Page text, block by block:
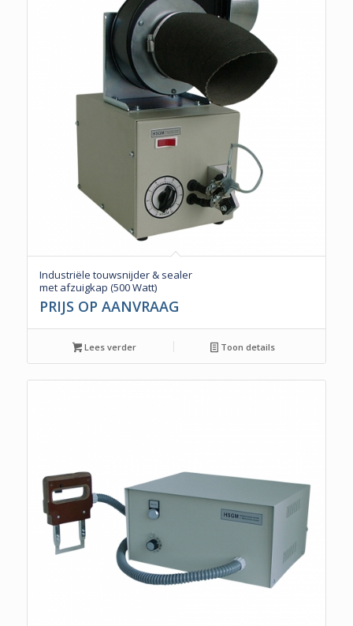
Industriële touwsnijder & sealer
met afzuigkap (500 Watt)
PRIJS OP AANVRAAG
Lees verder Toon details